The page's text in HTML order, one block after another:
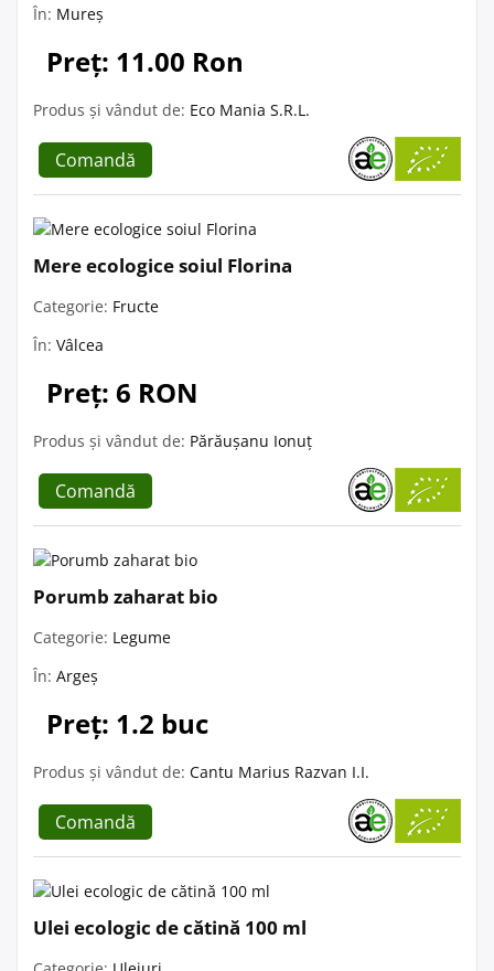
În: Mureș
Preț: 11.00 Ron
Produs și vândut de: Eco Mania S.R.L.
Comandă
Mere ecologice soiul Florina
Categorie: Fructe
În: Vâlcea
Preț: 6 RON
Produs și vândut de: Părăușanu Ionuț
Comandă
Porumb zaharat bio
Categorie: Legume
În: Argeș
Preț: 1.2 buc
Produs și vândut de: Cantu Marius Razvan I.I.
Comandă
Ulei ecologic de cătină 100 ml